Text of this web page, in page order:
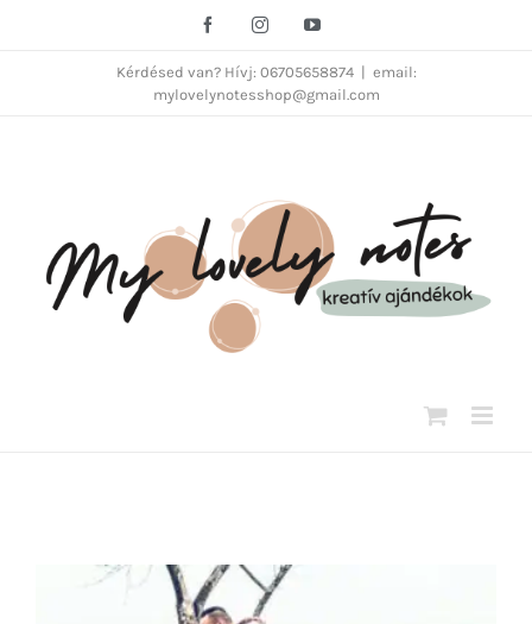
FacebookInstagramYouTube
Kérdésed van? Hívj: 06705658874
email:
mylovelynotesshop@gmail.com